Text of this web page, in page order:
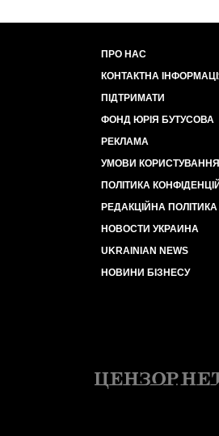
ПРО НАС
КОНТАКТНА
ПІДТРИМАТИ
ФОНД ЮРІЯ БУТУСОВА
РЕКЛАМА
УМОВИ КОРИСТУВАННЯ
ПОЛІТИКА
РЕДАКЦІЙНА ПОЛІТИКА
НОВОСТИ УКРАИНА
UKRAINIAN NEWS
НОВИНИ БІЗНЕСУ